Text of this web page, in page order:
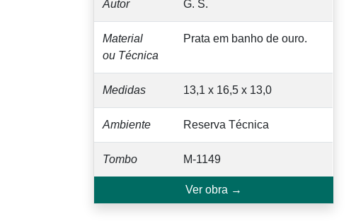
Autor G. S.
Material
ou Técnica
Prata em banho de ouro.
Medidas 13,1 x 16,5 x 13,0
Ambiente Reserva Técnica
Tombo M-1149
Ver obra →